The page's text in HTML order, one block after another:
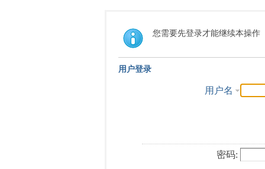
您需要先登录才能继续本操作
用户登录
用户名
密码: